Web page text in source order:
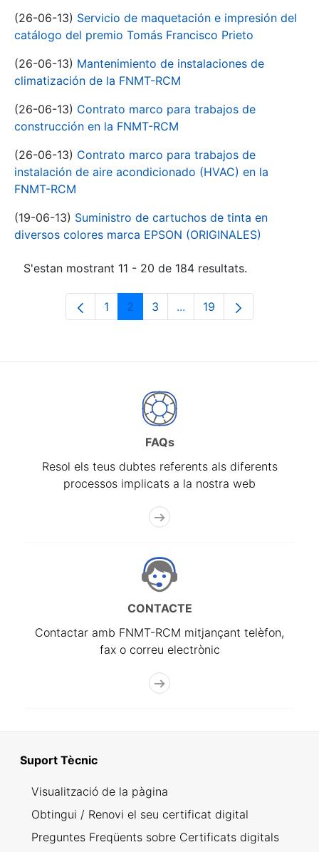
(26-06-13) Servicio de maquetación e impresión del
catálogo del premio Tomás Francisco Prieto
(26-06-13) Mantenimiento de instalaciones de
climatización de la FNMT-RCM
(26-06-13) Contrato marco para trabajos de
construcción en la FNMT-RCM
(26-06-13) Contrato marco para trabajos de
instalación de aire acondicionado (HVAC) en la
FNMT-RCM
(19-06-13) Suministro de cartuchos de tinta en
diversos colores marca EPSON (ORIGINALES)
S'estan mostrant 11 - 20 de 184 resultats.
Pàgina
1 Pàgina
2 Pàgina
3 ...Pàgines intermèdies
Pàgina
19
FAQs
Resol els teus dubtes referents als diferents
processos implicats a la nostra web
CONTACTE
Contactar amb FNMT-RCM mitjançant telèfon,
fax o correu electrònic
Suport Tècnic
Visualització de la pàgina
Obtingui / Renovi el seu certificat digital
Preguntes Freqüents sobre Certificats digitals